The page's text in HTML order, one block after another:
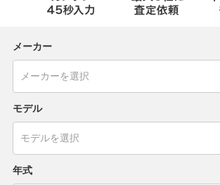
メーカー
モデル
年式